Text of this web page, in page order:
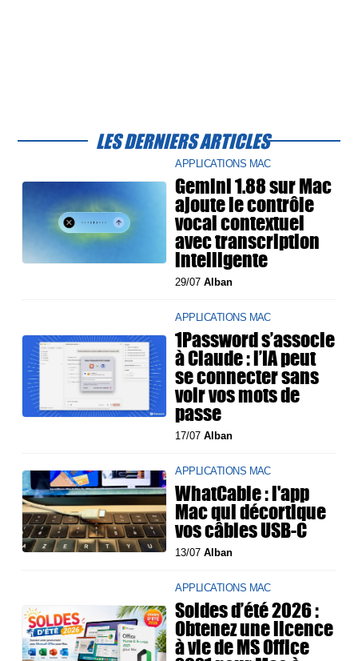
LES DERNIERS ARTICLES
APPLICATIONS MAC
Gemini 1.88 sur Mac
ajoute le contrôle
vocal contextuel
avec transcription
intelligente
29/07Alban
APPLICATIONS MAC
1Password s’associe
à Claude : l’IA peut
se connecter sans
voir vos mots de
passe
17/07Alban
APPLICATIONS MAC
WhatCable : l'app
Mac qui décortique
vos câbles USB-C
13/07Alban
APPLICATIONS MAC
Soldes d’été 2026 :
Obtenez une licence
à vie de MS Office